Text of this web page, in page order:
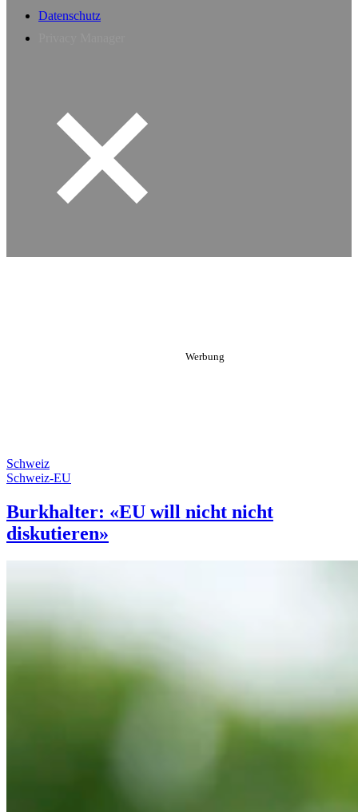
Datenschutz
Schweiz
Schweiz-EU
Burkhalter: «EU will nicht nicht
diskutieren»